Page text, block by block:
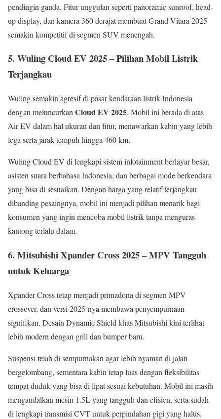
pendingin ganda. Fitur unggulan seperti panoramic sunroof, head-
up display, dan kamera 360 derajat membuat Grand Vitara 2025
semakin kompetitif di segmen SUV menengah.
5. Wuling Cloud EV 2025 – Pilihan Mobil Listrik
Terjangkau
Wuling semakin agresif di pasar kendaraan listrik Indonesia
dengan meluncurkan Cloud EV 2025. Mobil ini berada di atas
Air EV dalam hal ukuran dan fitur, menawarkan kabin yang lebih
lega serta jarak tempuh hingga 460 km.
Wuling Cloud EV di lengkapi sistem infotainment berlayar besar,
asisten suara berbahasa Indonesia, dan berbagai mode berkendara
yang bisa di sesuaikan. Dengan harga yang relatif terjangkau
dibanding pesaingnya, mobil ini menjadi pilihan menarik bagi
konsumen yang ingin mencoba mobil listrik tanpa menguras
kantong terlalu dalam.
6. Mitsubishi Xpander Cross 2025 – MPV Tangguh
untuk Keluarga
Xpander Cross tetap menjadi primadona di segmen MPV
crossover, dan versi 2025-nya membawa penyempurnaan
signifikan. Desain Dynamic Shield khas Mitsubishi kini terlihat
lebih modern dengan grill dan bumper baru.
Suspensi telah di sempurnakan agar lebih nyaman di jalan
bergelombang, sementara kabin tetap luas dengan fleksibilitas
tempat duduk yang bisa di lipat sesuai kebutuhan. Mobil ini masih
mengandalkan mesin 1.5L yang tangguh dan efisien, serta sudah
di lengkapi transmisi CVT untuk perpindahan gigi yang halus.